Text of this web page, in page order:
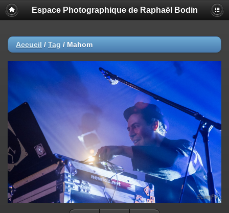
Espace Photographique de Raphaël Bodin
Accueil / Tag / Mahom